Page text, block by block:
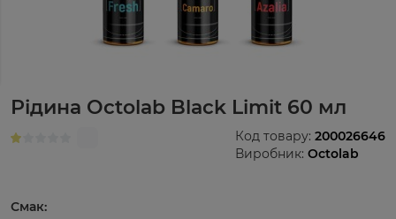
Рідина Octolab Black Limit 60 мл
Виробник: Octolab
Код товару: 200026646
Смак: